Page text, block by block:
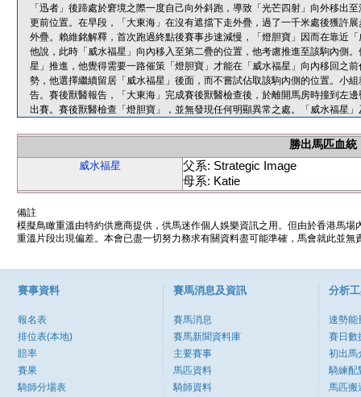
「迅者」後蹄處於窘境之際一度自己向外斜跑，導致「光芒四射」向外移出
更前位置。在早段，「大東海」在沒有遮擋下走外疊，過了一千米處後獲許
外疊。賴維銘解釋，首次跑過終點後賽事步速減慢，「燈胆寶」因而在靠近
他說，此時「威水福星」向內移入至第二疊的位置，他考慮推進至該駒內側
星」推進，他覺得需要一路催策「燈胆寶」才能在「威水福星」向內移回之
勢，他選擇繼續留居「威水福星」後面，而不嘗試佔取該駒內側的位置。小
告。賽後獸醫報告，「大東海」完成賽後獸醫檢查後，於離開馬房時撞到左
出賽。賽後獸醫檢查「燈胆寶」，並無發現任何明顯異常之處。「威水福星
勝出馬匹血統
威水福星
父系: Strategic Image
母系: Katie
備註
模擬鳥瞰重溫由特約供應商提供，供馬迷作個人娛樂資訊之用。但由於香港馬
重溫片段出現偏差。本會已盡一切努力務求有關資料盡可能準確，馬會就此並
賽事資料
報名表
排位表(本地)
賠率
賽果
騎師分場表
賽馬消息及資訊
賽馬消息
賽馬新聞資料庫
主要賽事
馬匹資料
騎師資料
分析
速勢能
賽日數
初出馬
騎練配
馬匹搬